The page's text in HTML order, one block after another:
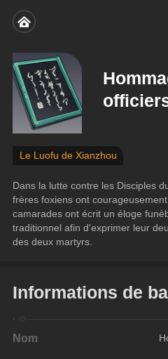
Le Luofu de Xianzhou
Dans la lutte contre les Disciples
frères foxiens ont
camarades ont écrit un éloge
traditionnel afin d'exprimer leur
des deux martyrs.
Informations de
Nom